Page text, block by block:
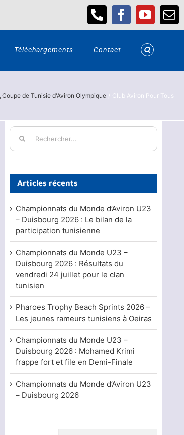
Téléphone
Facebook
Téléchargements Contact
Coupe de Tunisie d'Aviron Olympique Club Aviron Pour Tous
Rechercher:
Articles récents
Championnats du Monde d’Aviron U23
– Duisbourg 2026 : Le bilan de la
participation tunisienne
Championnats du Monde U23 –
Duisbourg 2026 : Résultats du
vendredi 24 juillet pour le clan
tunisien
Pharoes Trophy Beach Sprints 2026 –
Les jeunes rameurs tunisiens à Oeiras
Championnats du Monde U23 –
Duisbourg 2026 : Mohamed Krimi
frappe fort et file en Demi-Finale
Championnats du Monde d’Aviron U23
– Duisbourg 2026